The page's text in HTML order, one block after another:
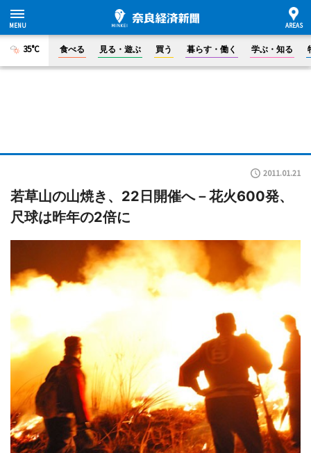
35°C 食べる 見る・遊ぶ 買う 暮らす・働く 学ぶ・知る
2011.01.21
若草山の山焼き、22日開催へ－花火600発、
尺球は昨年の2倍に